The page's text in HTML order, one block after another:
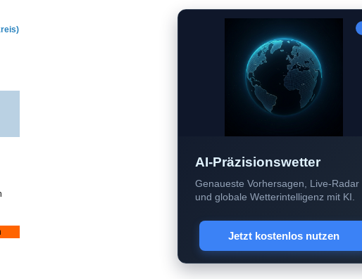
AI-Präzisionswetter
Genaueste Vorhersagen, Live-Radar
und globale Wetterintelligenz mit KI.
Jetzt kostenlos nutzen